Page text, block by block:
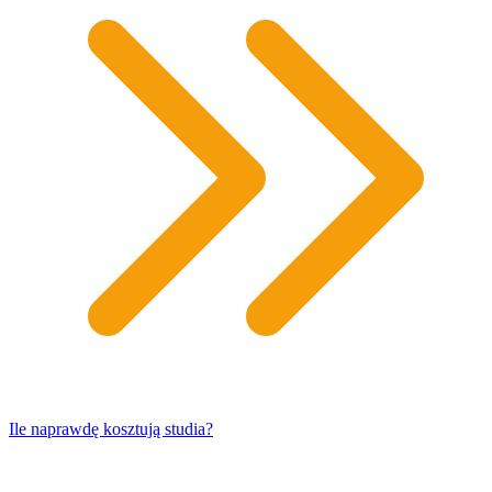
​Ile naprawdę kosztują studia?